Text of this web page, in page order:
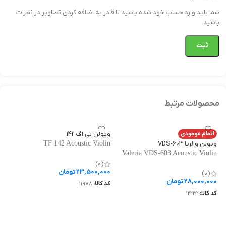
شما باید وارد حساب خود شده باشید تا قادر به اضافه کردن تصاویر در نظرات
باشید.
محصولات مرتبط
اتمام موجودی
ویولن والریا VDS-603
Valeria VDS-603 Acoustic Violin
(0)
28,000,000تومان
کد کالا:12232
ویولن تی اف 142
TF 142 Acoustic Violin
(0)
23,500,000تومان
کد کالا:11978